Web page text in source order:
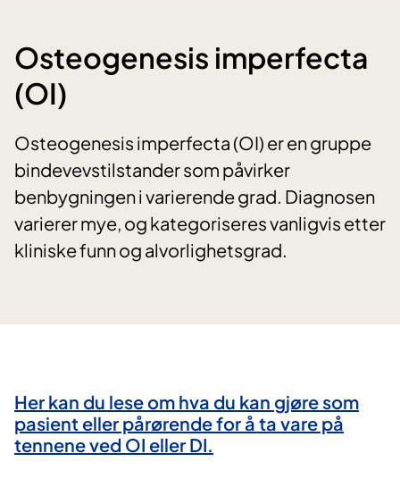
Osteogenesis imperfecta
(OI)
Osteogenesis imperfecta (OI) er en gruppe
bindevevstilstander som påvirker
benbygningen i varierende grad. Diagnosen
varierer mye, og kategoriseres vanligvis etter
kliniske funn og alvorlighetsgrad.
Her kan du lese om hva du kan gjøre som
pasient eller pårørende for å ta vare på
tennene ved OI eller DI.